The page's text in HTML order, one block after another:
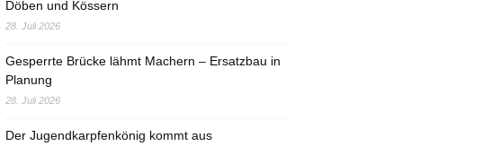
Döben und Kössern
28. Juli 2026
Gesperrte Brücke lähmt Machern – Ersatzbau in
Planung
28. Juli 2026
Der Jugendkarpfenkönig kommt aus